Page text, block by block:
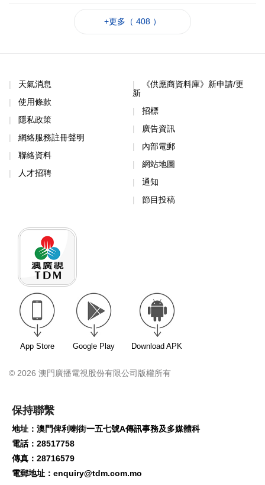
+更多（ 408 ）
天氣消息
使用條款
隱私政策
網絡服務註冊聲明
聯絡資料
人才招聘
《供應商資料庫》新申請/更
新
招標
廣告資訊
內部電郵
網站地圖
通知
節目投稿
App Store Google Play Download APK
© 2026 澳門廣播電視股份有限公司版權所有
保持聯繫
地址：澳門俾利喇街一五七號A傳訊事務及多媒體科
電話：28517758
傳真：28716579
電郵地址： enquiry@tdm.com.mo